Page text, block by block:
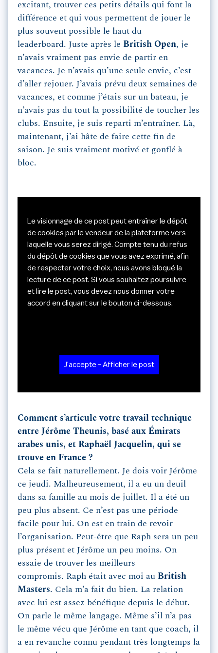
excitant, trouver ces petits détails qui font la
différence et qui vous permettent de jouer le
plus souvent possible le haut du
leaderboard. Juste après le British Open, je
n’avais vraiment pas envie de partir en
vacances. Je n’avais qu’une seule envie, c’est
d’aller rejouer. J’avais prévu deux semaines de
vacances, et comme j’étais sur un bateau, je
n’avais pas du tout la possibilité de toucher les
clubs. Ensuite, je suis reparti m’entraîner. Là,
maintenant, j’ai hâte de faire cette fin de
saison. Je suis vraiment motivé et gonflé à
bloc.
Le visionnage de ce post peut entraîner le dépôt
de cookies par le vendeur de la plateforme vers
laquelle vous serez dirigé. Compte tenu du refus
du dépôt de cookies que vous avez exprimé, afin
de respecter votre choix, nous avons bloqué la
lecture de ce post. Si vous souhaitez poursuivre
et lire le post, vous devez nous donner votre
accord en cliquant sur le bouton ci-dessous.
J'accepte - Afficher le post
Comment s’articule votre travail technique
entre Jérôme Theunis, basé aux Émirats
arabes unis, et Raphaël Jacquelin, qui se
trouve en France ?
Cela se fait naturellement. Je dois voir Jérôme
ce jeudi. Malheureusement, il a eu un deuil
dans sa famille au mois de juillet. Il a été un
peu plus absent. Ce n’est pas une période
facile pour lui. On est en train de revoir
l’organisation. Peut-être que Raph sera un peu
plus présent et Jérôme un peu moins. On
essaie de trouver les meilleurs
compromis. Raph était avec moi au British
Masters. Cela m’a fait du bien. La relation
avec lui est assez bénéfique depuis le début.
On parle le même langage. Même s’il n’a pas
le même vécu que Jérôme en tant que coach, il
a en revanche connu pendant très longtemps la